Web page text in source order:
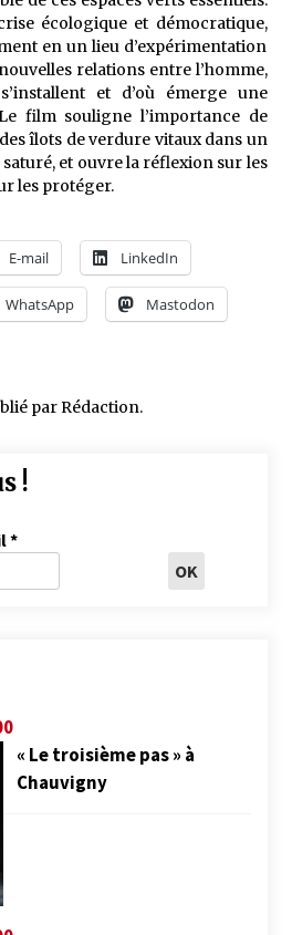
écologique et démocratique,
en un lieu d’expérimentation
relations entre l’homme,
et d’où émerge une
film souligne l’importance de
îlots de verdure vitaux dans un
et ouvre la réflexion sur les
les protéger.
E-mail LinkedIn
WhatsApp Mastodon
parRédaction.
!
*
« Le troisième pas » à
Chauvigny